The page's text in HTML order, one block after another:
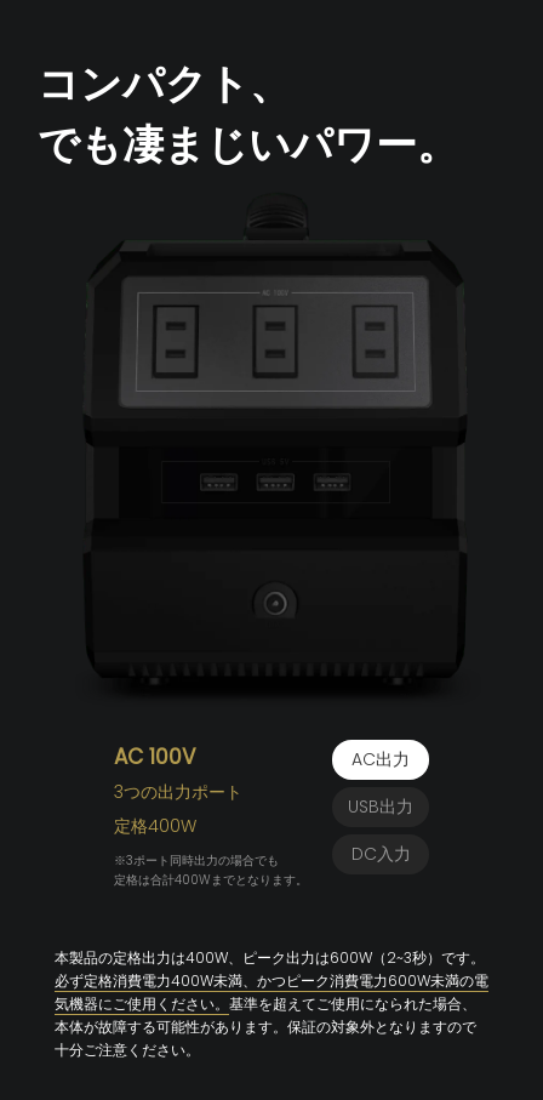
コンパクト、
でも凄まじいパワー。
AC 100V
3つの出力ポート
定格400W
※3ポート同時出力の場合でも
定格は合計400Wまでとなります。
AC出力
USB出力
DC入力
本製品の定格出力は400W、ピーク出力は600W（2~3秒）です。
必ず定格消費電力400W未満、かつピーク消費電力600W未満の電
気機器にご使用ください。 基準を超えてご使用になられた場合、
本体が故障する可能性があります。保証の対象外となりますので
十分ご注意ください。